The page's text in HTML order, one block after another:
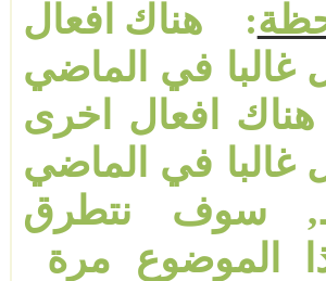
: هناك افعال
غالبا في الماضي
هناك افعال اخرى
غالبا في الماضي
, سوف نتطرق
الموضوع مرة